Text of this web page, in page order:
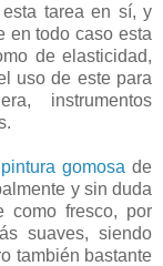
tarea en sí, y
en todo caso esta
de elasticidad,
uso de este para
instrumentos
pintura gomosa de
y sin duda
como fresco, por
suaves, siendo
también bastante